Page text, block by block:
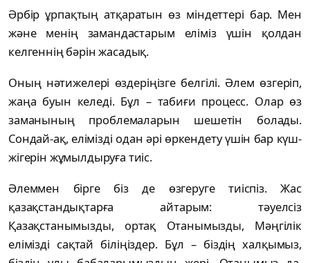
Әрбір ұрпақтың атқаратын өз міндеттері бар. Мен
және менің замандастарым еліміз үшін қолдан
келгеннің бәрін жасадық.
Оның нәтижелері өздеріңізге белгілі. Әлем өзгеріп,
жаңа буын келеді. Бұл – табиғи процесс. Олар өз
заманының проблемаларын шешетін болады.
Сондай-ақ, елімізді одан әрі өркендету үшін бар күш-
жігерін жұмылдыруға тиіс.
Әлеммен бірге біз де өзгеруге тиіспіз. Жас
қазақстандықтарға айтарым: тәуелсіз
Қазақстанымызды, ортақ Отанымызды, Мәңгілік
елімізді сақтай біліңіздер. Бұл – біздің халқымыз,